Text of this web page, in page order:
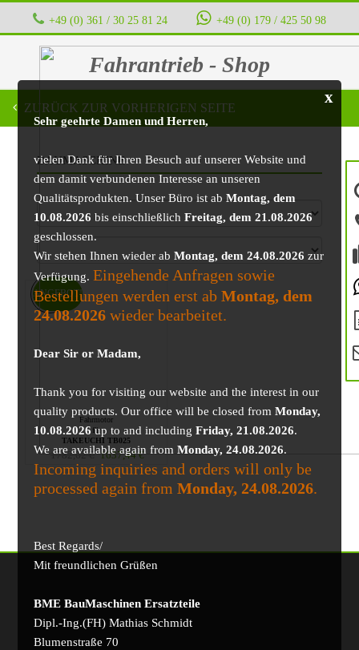
+49 (0) 361 / 30 25 81 24 ‭ ‭ ‭ ‭ +49 (0) 179 / 425 50 98
Fahrantrieb - Shop
x
Sehr geehrte Damen und Herren,
vielen Dank für Ihren Besuch auf unserer Website und
dem damit verbundenen Interesse an unseren
Qualitätsprodukten. Unser Büro ist abMontag, dem
10.08.2026 bis einschließlichFreitag, dem 21.08.2026
geschlossen.
Wir stehen Ihnen wieder abMontag, dem 24.08.2026 zur
Verfügung. Eingehende Anfragen sowie
Bestellungen werden erst abMontag, dem
24.08.2026 wieder bearbeitet.
Dear Sir or Madam,
Thank you for visiting our website and the interest in our
quality products. Our office will be closed fromMonday,
10.08.2026up to and includingFriday, 21.08.2026.
We are available again fromMonday, 24.08.2026.
Incoming inquiries and orders will only be
processed again fromMonday, 24.08.2026.
Best Regards/
Mit freundlichen Grüßen
BME BauMaschinen Ersatzteile
Dipl.-Ing.(FH) Mathias Schmidt
Blumenstraße 70
ZURÜCK ZUR VORHERIGEN SEITE
BAUMASCHINE
Fahrmotor
für
TAKEUCHI TB025
1782,62€ 1637,44€
ANGEBOT!